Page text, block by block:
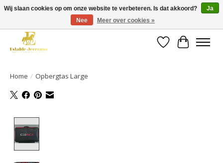
Gratis verzending vanaf €49 op een groot deel van ons assortiment
Verlanglijst
Home / Opbergtas Large
Wij slaan cookies op om onze website te verbeteren. Is dat akkoord?
Ja
Nee
Meer over cookies »